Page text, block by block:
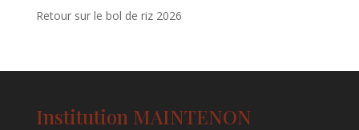
Retour sur le bol de riz 2026
Institution MAINTENON